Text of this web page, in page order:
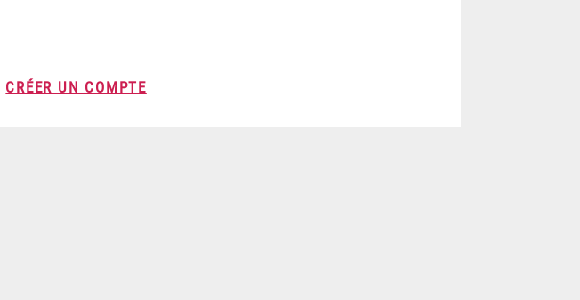
CRÉER UN COMPTE